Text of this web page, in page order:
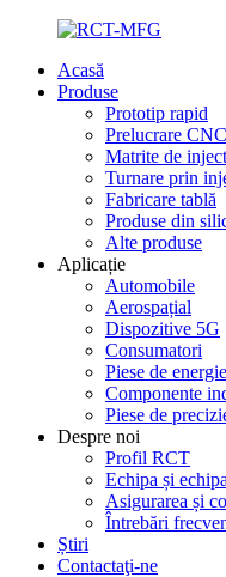
Acasă
Produse
Prototip rapid
Prelucrare CNC
Matrite de
Turnare prin
Fabricare tablă
Produse din
Alte produse
Aplicație
Automobile
Aerospațial
Dispozitive 5G
Consumatori
Piese de
Componente
Piese de
Despre noi
Profil RCT
Echipa și
Asigurarea și
Întrebări
Știri
Contactaţi-ne